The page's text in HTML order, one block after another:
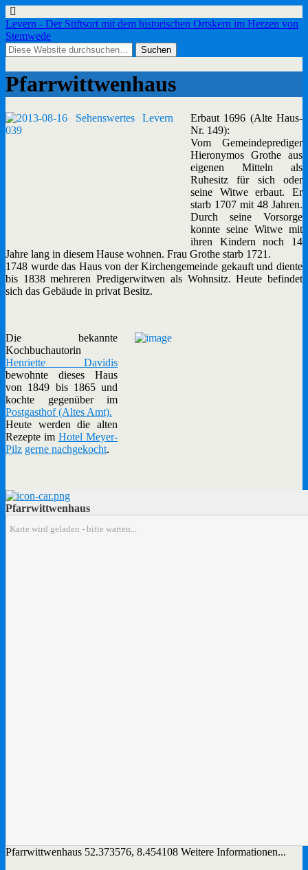
Levern - Der Stiftsort mit dem historischen Ortskern im Herzen von
Stemwede
Pfarrwittwenhaus
Erbaut 1696 (Alte Haus-
Nr. 149):
Vom Gemeindeprediger
Hieronymos Grothe aus
eigenen Mitteln als
Ruhesitz für sich oder
seine Witwe erbaut. Er
starb 1707 mit 48 Jahren.
Durch seine Vorsorge
konnte seine Witwe mit
ihren Kindern noch 14
Jahre lang in diesem Hause wohnen. Frau Grothe starb 1721.
1748 wurde das Haus von der Kirchengemeinde gekauft und diente
bis 1838 mehreren Predigerwitwen als Wohnsitz. Heute befindet
sich das Gebäude in privat Besitz.
Die bekannte
Kochbuchautorin
Henriette Davidis
bewohnte dieses Haus
von 1849 bis 1865 und
kochte gegenüber im
Postgasthof (Altes Amt).
Heute werden die alten
Rezepte im Hotel Meyer-
Pilz gerne nachgekocht.
Pfarrwittwenhaus
Karte wird geladen - bitte warten...
Pfarrwittwenhaus 52.373576, 8.454108 Weitere Informationen...